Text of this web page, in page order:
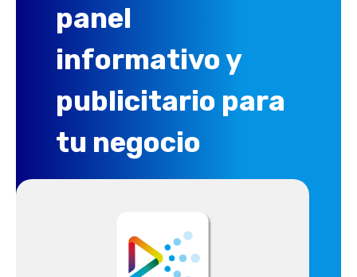
panel
informativo y
publicitario para
tu negocio